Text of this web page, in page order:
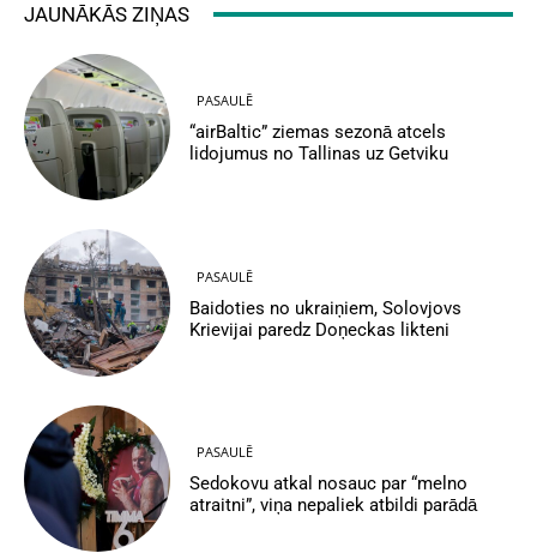
JAUNĀKĀS ZIŅAS
PASAULĒ
“airBaltic” ziemas sezonā atcels
lidojumus no Tallinas uz Getviku
PASAULĒ
Baidoties no ukraiņiem, Solovjovs
Krievijai paredz Doņeckas likteni
PASAULĒ
Sedokovu atkal nosauc par “melno
atraitni”, viņa nepaliek atbildi parādā